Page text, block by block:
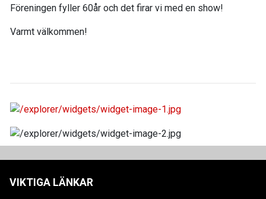
Föreningen fyller 60år och det firar vi med en show!
Varmt välkommen!
VIKTIGA LÄNKAR